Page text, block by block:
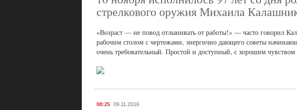
стрелкового оружия Михаила
«Возраст — не повод отлынивать от работы!» — часто говорил
рабочим столом с чертежами, энергично дающего советы
очень требовательный. Простой и доступный, с хорошим
08:25 09.11.2016